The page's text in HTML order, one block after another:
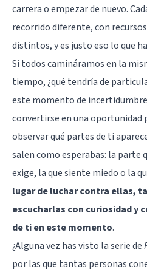
carrera o empezar de nuevo.
recorrido diferente, con
distintos, y es justo eso lo que
Si todos camináramos en la
tiempo, ¿qué tendría de
este momento de
convertirse en una oportunidad
observar qué partes de ti
salen como esperabas: la parte
exige, la que siente miedo o la
lugar de luchar contra ellas,
escucharlas con curiosidad y
de ti en este momento.
¿Alguna vez has visto la serie de
por las que tantas personas